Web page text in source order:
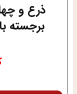
ذرع و
برجسته